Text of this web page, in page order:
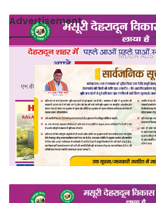
Advertisement
MDDA ADS